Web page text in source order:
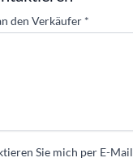
den Verkäufer *
Sie mich per E-Mail